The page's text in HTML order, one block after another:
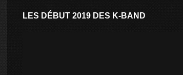
LES DÉBUT 2019 DES K-BAND